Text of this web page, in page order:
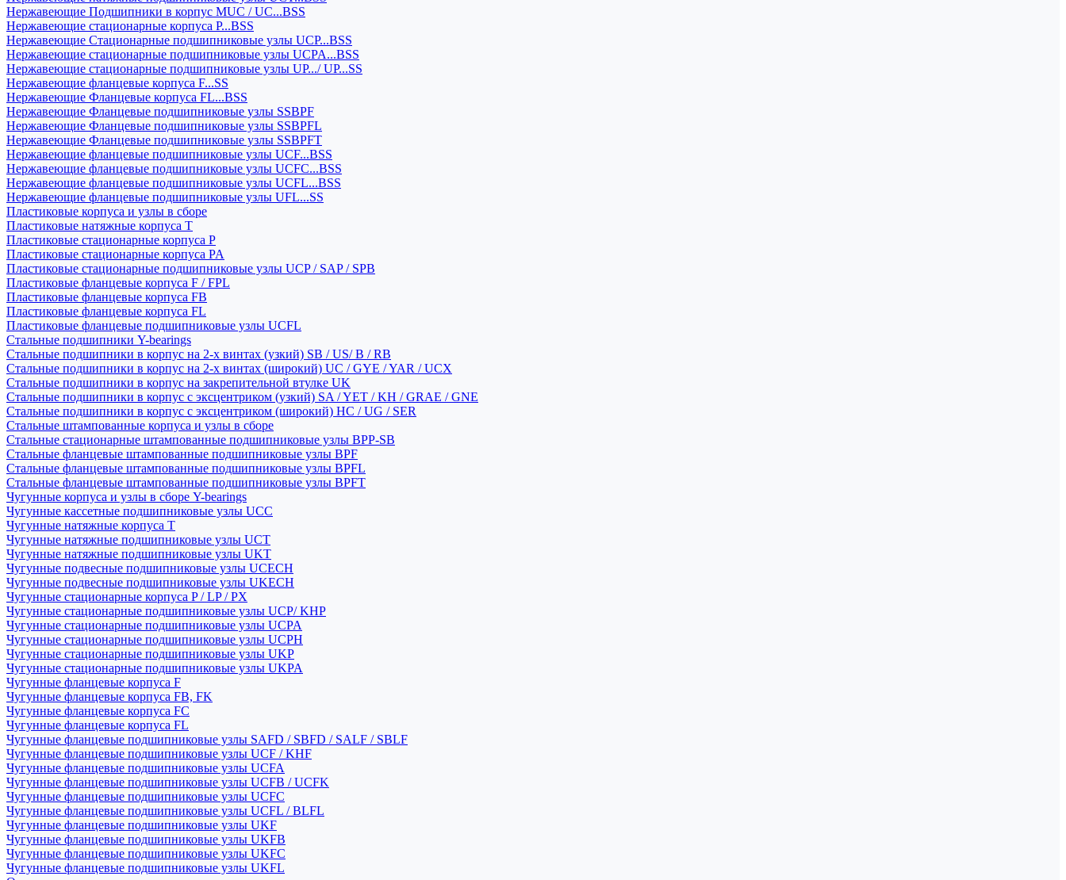
Нержавеющие Подшипники в корпус MUC / UC...BSS
Нержавеющие стационарные корпуса P...BSS
Нержавеющие Стационарные подшипниковые узлы UCP...BSS
Нержавеющие стационарные подшипниковые узлы UCPA...BSS
Нержавеющие стационарные подшипниковые узлы UP.../ UP...SS
Нержавеющие фланцевые корпуса F...SS
Нержавеющие Фланцевые корпуса FL...BSS
Нержавеющие Фланцевые подшипниковые узлы SSBPF
Нержавеющие Фланцевые подшипниковые узлы SSBPFL
Нержавеющие Фланцевые подшипниковые узлы SSBPFT
Нержавеющие фланцевые подшипниковые узлы UCF...BSS
Нержавеющие фланцевые подшипниковые узлы UCFC...BSS
Нержавеющие фланцевые подшипниковые узлы UCFL...BSS
Нержавеющие фланцевые подшипниковые узлы UFL...SS
Пластиковые корпуса и узлы в сборе
Пластиковые натяжные корпуса T
Пластиковые стационарные корпуса P
Пластиковые стационарные корпуса PA
Пластиковые стационарные подшипниковые узлы UCP / SAP / SPB
Пластиковые фланцевые корпуса F / FPL
Пластиковые фланцевые корпуса FB
Пластиковые фланцевые корпуса FL
Пластиковые фланцевые подшипниковые узлы UCFL
Стальные подшипники Y-bearings
Стальные подшипники в корпус на 2-х винтах (узкий) SB / US/ B / RB
Стальные подшипники в корпус на 2-х винтах (широкий) UC / GYE / YAR / UCX
Стальные подшипники в корпус на закрепительной втулке UK
Стальные подшипники в корпус с эксцентриком (узкий) SA / YET / KH / GRAE / GNE
Стальные подшипники в корпус с эксцентриком (широкий) HC / UG / SER
Стальные штампованные корпуса и узлы в сборе
Стальные стационарные штампованные подшипниковые узлы BPP-SB
Стальные фланцевые штампованные подшипниковые узлы BPF
Стальные фланцевые штампованные подшипниковые узлы BPFL
Стальные фланцевые штампованные подшипниковые узлы BPFT
Чугунные корпуса и узлы в сборе Y-bearings
Чугунные кассетные подшипниковые узлы UCC
Чугунные натяжные корпуса T
Чугунные натяжные подшипниковые узлы UCT
Чугунные натяжные подшипниковые узлы UKT
Чугунные подвесные подшипниковые узлы UCECH
Чугунные подвесные подшипниковые узлы UKECH
Чугунные стационарные корпуса P / LP / PX
Чугунные стационарные подшипниковые узлы UCP/ KHP
Чугунные стационарные подшипниковые узлы UCPA
Чугунные стационарные подшипниковые узлы UCPH
Чугунные стационарные подшипниковые узлы UKP
Чугунные стационарные подшипниковые узлы UKPA
Чугунные фланцевые корпуса F
Чугунные фланцевые корпуса FB, FK
Чугунные фланцевые корпуса FC
Чугунные фланцевые корпуса FL
Чугунные фланцевые подшипниковые узлы SAFD / SBFD / SALF / SBLF
Чугунные фланцевые подшипниковые узлы UCF / KHF
Чугунные фланцевые подшипниковые узлы UCFA
Чугунные фланцевые подшипниковые узлы UCFB / UCFK
Чугунные фланцевые подшипниковые узлы UCFC
Чугунные фланцевые подшипниковые узлы UCFL / BLFL
Чугунные фланцевые подшипниковые узлы UKF
Чугунные фланцевые подшипниковые узлы UKFB
Чугунные фланцевые подшипниковые узлы UKFC
Чугунные фланцевые подшипниковые узлы UKFL